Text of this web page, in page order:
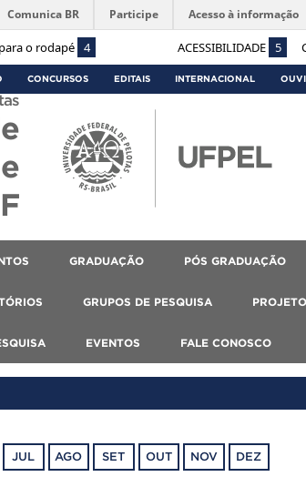
o rodapé 4 ACESSIBILIDADE 5
Comunica BR Participe Acesso à informação
CONCURSOS EDITAIS INTERNACIONAL
GRADUAÇÃO PÓS GRADUAÇÃO
GRUPOS DE PESQUISA
EVENTOS FALE CONOSCO
JUL AGO SET OUT NOV DEZ